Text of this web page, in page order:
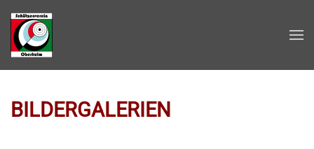
Zum Hauptinhalt springen
BILDERGALERIEN